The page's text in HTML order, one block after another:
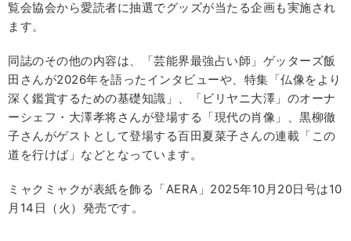
覧会協会から愛読者に抽選でグッズが当たる企画も実施され
ます。
同誌のその他の内容は、「芸能界最強占い師」ゲッターズ飯
田さんが2026年を語ったインタビューや、特集「仏像をより
深く鑑賞するための基礎知識」、「ビリヤニ大澤」のオーナ
ーシェフ・大澤孝将さんが登場する「現代の肖像」、黒柳徹
子さんがゲストとして登場する百田夏菜子さんの連載「この
道を行けば」などとなっています。
ミャクミャクが表紙を飾る「AERA」2025年10月20日号は10
月14日（火）発売です。